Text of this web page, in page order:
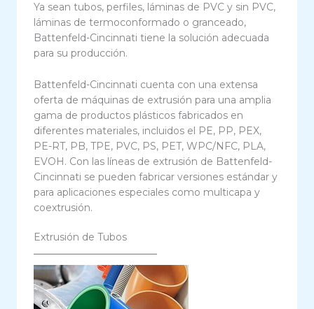
Ya sean tubos, perfiles, láminas de PVC y sin PVC,
láminas de termoconformado o granceado,
Battenfeld-Cincinnati tiene la solución adecuada
para su producción.
Battenfeld-Cincinnati cuenta con una extensa
oferta de máquinas de extrusión para una amplia
gama de productos plásticos fabricados en
diferentes materiales, incluidos el PE, PP, PEX,
PE-RT, PB, TPE, PVC, PS, PET, WPC/NFC, PLA,
EVOH. Con las líneas de extrusión de Battenfeld-
Cincinnati se pueden fabricar versiones estándar y
para aplicaciones especiales como multicapa y
coextrusión.
Extrusión de Tubos